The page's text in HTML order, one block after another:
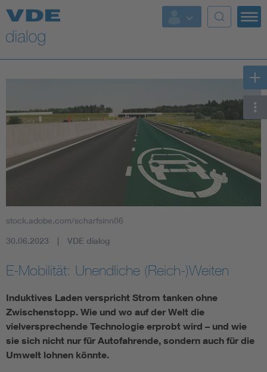
stock.adobe.com/scharfsinn86
30.06.2023 VDE dialog
E-Mobilität: Unendliche (Reich-)Weiten
Induktives Laden verspricht Strom tanken ohne
Zwischenstopp. Wie und wo auf der Welt die
vielversprechende Technologie erprobt wird – und wie
sie sich nicht nur für Autofahrende, sondern auch für die
Umwelt lohnen könnte.